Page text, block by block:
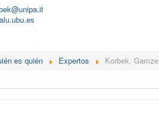
es quién Expertos Korbek, Gamze